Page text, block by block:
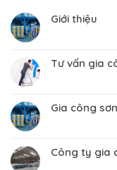
Giới thiệu
Tư vấn gia
Gia công
Công ty gia